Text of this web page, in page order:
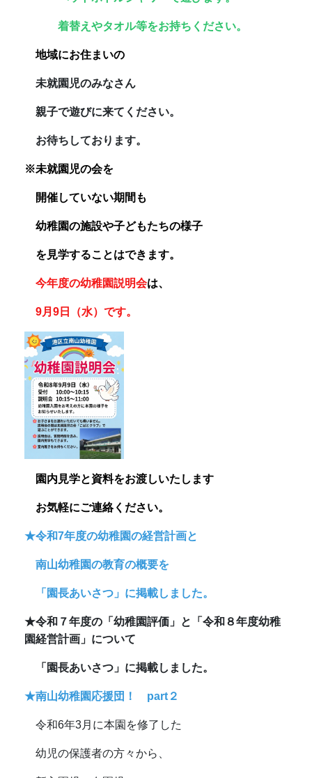
着替えやタオル等をお持ちください。
地域にお住まいの
未就園児のみなさん
親子で遊びに来てください。
お待ちしております。
※未就園児の会を
開催していない期間も
幼稚園の施設や子どもたちの様子
を見学することはできます。
今年度の幼稚園説明会は、
9月9日（水）です。
園内見学と資料をお渡しいたします
お気軽にご連絡ください。
★令和7年度の幼稚園の経営計画と
南山幼稚園の教育の概要を
「園長あいさつ」に掲載しました。
★令和７年度の「幼稚園評価」と「令和８年度幼稚
園経営計画」について
「園長あいさつ」に掲載しました。
★南山幼稚園応援団！ part２
令和6年3月に本園を修了した
幼児の保護者の方々から、